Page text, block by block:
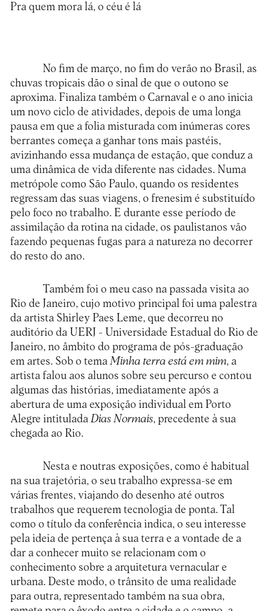
Pra quem mora lá, o céu é lá
No fim de março, no fim do verão no Brasil, as
chuvas tropicais dão o sinal de que o outono se
aproxima. Finaliza também o Carnaval e o ano inicia
um novo ciclo de atividades, depois de uma longa
pausa em que a folia misturada com inúmeras cores
berrantes começa a ganhar tons mais pastéis,
avizinhando essa mudança de estação, que conduz a
uma dinâmica de vida diferente nas cidades. Numa
metrópole como São Paulo, quando os residentes
regressam das suas viagens, o frenesim é substituído
pelo foco no trabalho. E durante esse período de
assimilação da rotina na cidade, os paulistanos vão
fazendo pequenas fugas para a natureza no decorrer
do resto do ano.
Também foi o meu caso na passada visita ao
Rio de Janeiro, cujo motivo principal foi uma palestra
da artista Shirley Paes Leme, que decorreu no
auditório da UERJ - Universidade Estadual do Rio de
Janeiro, no âmbito do programa de pós-graduação
em artes. Sob o tema Minha terra está em mim, a
artista falou aos alunos sobre seu percurso e contou
algumas das histórias, imediatamente após a
abertura de uma exposição individual em Porto
Alegre intitulada Dias Normais, precedente à sua
chegada ao Rio.
Nesta e noutras exposições, como é habitual
na sua trajetória, o seu trabalho expressa-se em
várias frentes, viajando do desenho até outros
trabalhos que requerem tecnologia de ponta. Tal
como o título da conferência indica, o seu interesse
pela ideia de pertença à sua terra e a vontade de a
dar a conhecer muito se relacionam com o
conhecimento sobre a arquitetura vernacular e
urbana. Deste modo, o trânsito de uma realidade
para outra, representado também na sua obra,